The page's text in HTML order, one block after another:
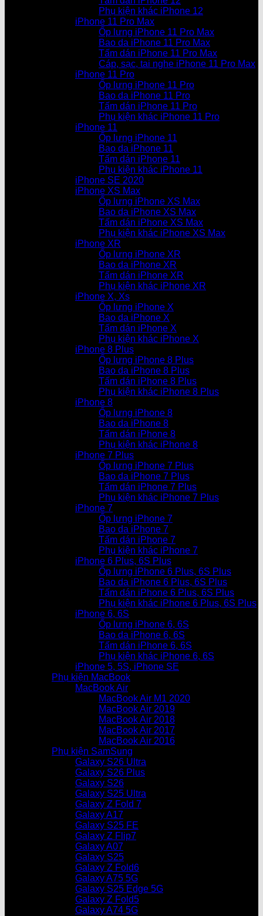
Phụ kiện khác iPhone 12
iPhone 11 Pro Max
Ốp lưng iPhone 11 Pro Max
Bao da iPhone 11 Pro Max
Tấm dán iPhone 11 Pro Max
Cáp, sạc, tai nghe iPhone 11 Pro Max
iPhone 11 Pro
Ốp lưng iPhone 11 Pro
Bao da iPhone 11 Pro
Tấm dán iPhone 11 Pro
Phụ kiện khác iPhone 11 Pro
iPhone 11
Ốp lưng iPhone 11
Bao da iPhone 11
Tấm dán iPhone 11
Phụ kiện khác iPhone 11
iPhone SE 2020
iPhone XS Max
Ốp lưng iPhone XS Max
Bao da iPhone XS Max
Tấm dán iPhone XS Max
Phụ kiện khác iPhone XS Max
iPhone XR
Ốp lưng iPhone XR
Bao da iPhone XR
Tấm dán iPhone XR
Phụ kiện khác iPhone XR
iPhone X, Xs
Ốp lưng iPhone X
Bao da iPhone X
Tấm dán iPhone X
Phụ kiện khác iPhone X
iPhone 8 Plus
Ốp lưng iPhone 8 Plus
Bao da iPhone 8 Plus
Tấm dán iPhone 8 Plus
Phụ kiện khác iPhone 8 Plus
iPhone 8
Ốp lưng iPhone 8
Bao da iPhone 8
Tấm dán iPhone 8
Phụ kiện khác iPhone 8
iPhone 7 Plus
Ốp lưng iPhone 7 Plus
Bao da iPhone 7 Plus
Tấm dán iPhone 7 Plus
Phụ kiện khác iPhone 7 Plus
iPhone 7
Ốp lưng iPhone 7
Bao da iPhone 7
Tấm dán iPhone 7
Phụ kiện khác iPhone 7
iPhone 6 Plus, 6S Plus
Ốp lưng iPhone 6 Plus, 6S Plus
Bao da iPhone 6 Plus, 6S Plus
Tấm dán iPhone 6 Plus, 6S Plus
Phụ kiện khác iPhone 6 Plus, 6S Plus
iPhone 6, 6S
Ốp lưng iPhone 6, 6S
Bao da iPhone 6, 6S
Tấm dán iPhone 6, 6S
Phụ kiện khác iPhone 6, 6S
iPhone 5, 5S, iPhone SE
Phụ kiện MacBook
MacBook Air
MacBook Air M1 2020
MacBook Air 2019
MacBook Air 2018
MacBook Air 2017
MacBook Air 2016
Phụ kiện SamSung
Galaxy S26 Ultra
Galaxy S26 Plus
Galaxy S26
Galaxy S25 Ultra
Galaxy Z Fold 7
Galaxy A17
Galaxy S25 FE
Galaxy Z Flip7
Galaxy A07
Galaxy S25
Galaxy Z Fold6
Galaxy A75 5G
Galaxy S25 Edge 5G
Galaxy Z Fold5
Galaxy A74 5G